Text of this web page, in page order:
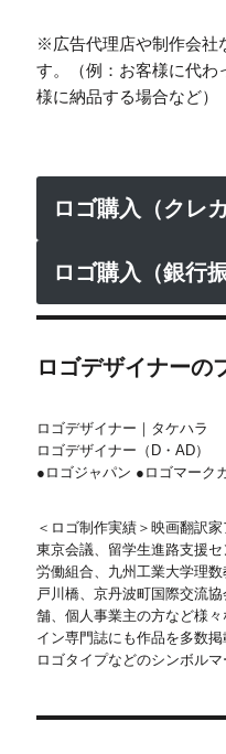
※広告代理店や制作会社
す。（例：お客様に代わ
様に納品する場合など）
ロゴ購入（クレ
ロゴ購入（銀行振
ロゴデザイナーの
ロゴデザイナー｜タケハラ
ロゴデザイナー（D・AD）
●ロゴジャパン ●ロゴマーク
＜ロゴ制作実績＞映画翻訳
東京会議、留学生進路支援
労働組合、九州工業大学理
戸川橋、京丹波町国際交流
舗、個人事業主の方など様
イン専門誌にも作品を多数
ロゴタイプなどのシンボルマ